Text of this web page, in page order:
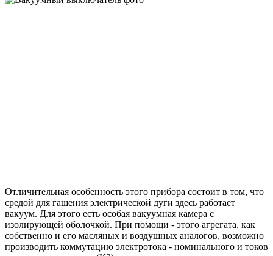
Отличительная особенность этого прибора состоит в том, что
средой для гашения электрической дуги здесь работает
вакуум. Для этого есть особая вакуумная камера с
изолирующей оболочкой. При помощи - этого агрегата, как
собственно и его масляных и воздушных аналогов, возможно
производить коммутацию электротока - номинального и токов